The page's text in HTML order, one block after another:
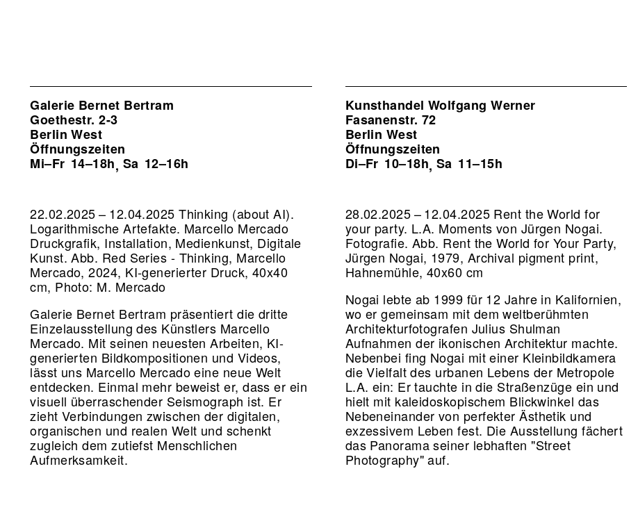
Galerie Bernet Bertram
Goethestr. 2-3
Berlin West
Öffnungszeiten
Mi–Fr 14–18h, Sa 12–16h
22.02.2025 – 12.04.2025 Thinking (about AI).
Logarithmische Artefakte. Marcello Mercado
Druckgrafik, Installation, Medienkunst, Digitale
Kunst.Abb. Red Series - Thinking, Marcello
Mercado, 2024, KI-generierter Druck, 40x40
cm, Photo: M. Mercado
Galerie Bernet Bertram präsentiert die dritte
Einzelausstellung des Künstlers Marcello
Mercado. Mit seinen neuesten Arbeiten, KI-
generierten Bildkompositionen und Videos,
lässt uns Marcello Mercado eine neue Welt
entdecken. Einmal mehr beweist er, dass er ein
visuell überraschender Seismograph ist. Er
zieht Verbindungen zwischen der digitalen,
organischen und realen Welt und schenkt
zugleich dem zutiefst Menschlichen
Aufmerksamkeit.
Kunsthandel Wolfgang Werner
Fasanenstr. 72
Berlin West
Öffnungszeiten
Di–Fr 10–18h, Sa 11–15h
28.02.2025 – 12.04.2025 Rent the World for
your party. L.A. Moments von Jürgen Nogai.
Fotografie.Abb. Rent the World for Your Party,
Jürgen Nogai, 1979, Archival pigment print,
Hahnemühle, 40x60 cm
Nogai lebte ab 1999 für 12 Jahre in Kalifornien,
wo er gemeinsam mit dem weltberühmten
Architekturfotografen Julius Shulman
Aufnahmen der ikonischen Architektur machte.
Nebenbei fing Nogai mit einer Kleinbildkamera
die Vielfalt des urbanen Lebens der Metropole
L.A. ein: Er tauchte in die Straßenzüge ein und
hielt mit kaleidoskopischem Blickwinkel das
Nebeneinander von perfekter Ästhetik und
exzessivem Leben fest. Die Ausstellung fächert
das Panorama seiner lebhaften "Street
Photography" auf.